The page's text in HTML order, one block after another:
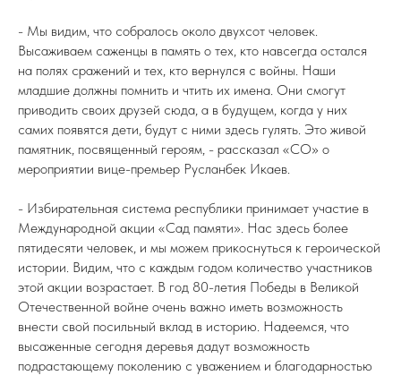
- Мы видим, что собралось около двухсот человек.
Высаживаем саженцы в память о тех, кто навсегда остался
на полях сражений и тех, кто вернулся с войны. Наши
младшие должны помнить и чтить их имена. Они смогут
приводить своих друзей сюда, а в будущем, когда у них
самих появятся дети, будут с ними здесь гулять. Это живой
памятник, посвященный героям, - рассказал «СО» о
мероприятии вице-премьер Русланбек Икаев.
- Избирательная система республики принимает участие в
Международной акции «Сад памяти». Нас здесь более
пятидесяти человек, и мы можем прикоснуться к героической
истории. Видим, что с каждым годом количество участников
этой акции возрастает. В год 80-летия Победы в Великой
Отечественной войне очень важно иметь возможность
внести свой посильный вклад в историю. Надеемся, что
высаженные сегодня деревья дадут возможность
подрастающему поколению с уважением и благодарностью